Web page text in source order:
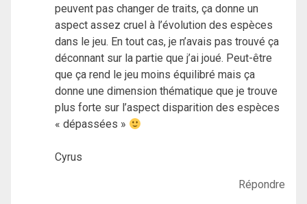
peuvent pas changer de traits, ça donne un
aspect assez cruel à l’évolution des espèces
dans le jeu. En tout cas, je n’avais pas trouvé ça
déconnant sur la partie que j’ai joué. Peut-être
que ça rend le jeu moins équilibré mais ça
donne une dimension thématique que je trouve
plus forte sur l’aspect disparition des espèces
« dépassées »
Cyrus
Répondre